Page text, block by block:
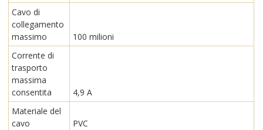
Cavo di
collegamento
massimo
100 milioni
Corrente di
trasporto
massima
consentita
4,9 A
Materiale del
cavo
PVC